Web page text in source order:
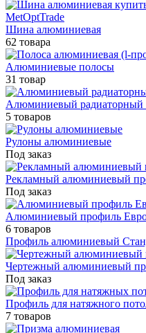
Шина алюминиевая
62 товара
Алюминиевые полосы
31 товар
Алюминиевый радиаторный
5 товаров
Рулоны алюминиевые
Под заказ
Рекламный алюминиевый
Под заказ
Алюминиевый профиль
6 товаров
Профиль алюминиевый
Чертежный алюминиевый
Под заказ
Профиль для натяжного
7 товаров